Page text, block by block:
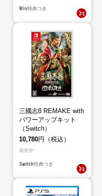
Win特典つき
三國志8 REMAKE with
パワーアップキット
（Switch）
10,780円（税込）
発売中
Switch特典つき